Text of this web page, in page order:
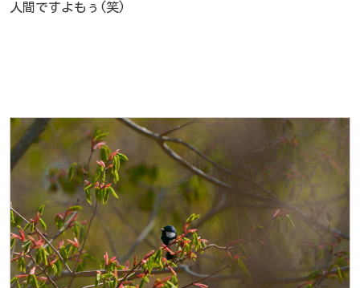
人間ですよもぅ(笑)